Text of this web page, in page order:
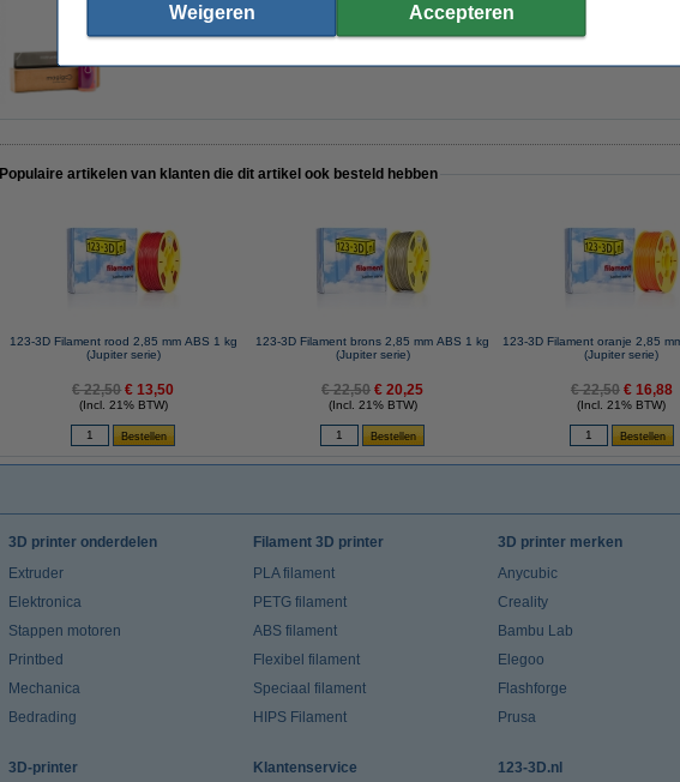
Magigoo 3D lijmstift 120 ml
Populaire artikelen van klanten die dit artikel ook besteld hebben
123-3D Filament rood 2,85 mm ABS 1 kg
(Jupiter serie)
€ 22,50 € 13,50
(Incl. 21% BTW)
123-3D Filament brons 2,85 mm ABS 1 kg
(Jupiter serie)
€ 22,50 € 20,25
(Incl. 21% BTW)
123-3D Filament oranje 2,85
(Jupiter serie)
€ 22,50 € 16,88
(Incl. 21% BTW)
3D printer onderdelen
Extruder
Elektronica
Stappen motoren
Printbed
Mechanica
Bedrading
Filament 3D printer
PLA filament
PETG filament
ABS filament
Flexibel filament
Speciaal filament
HIPS Filament
3D printer merken
Anycubic
Creality
Bambu Lab
Elegoo
Flashforge
Prusa
3D-printer Klantenservice 123-3D.nl
Weigeren Accepteren